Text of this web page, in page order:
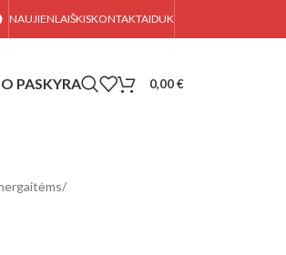
NAUJIENLAIŠKISKONTAKTAIDUK
0,00€
/